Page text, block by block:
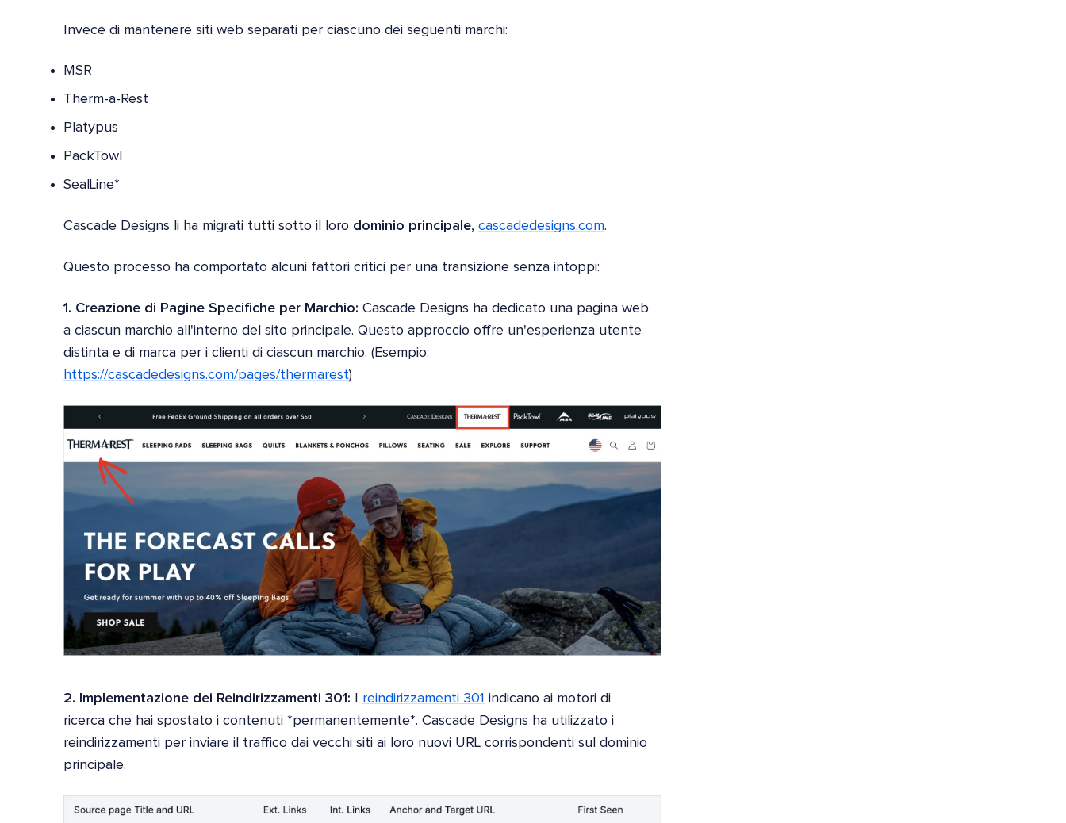
Invece di mantenere siti web separati per ciascuno dei seguenti marchi:
MSR
Therm-a-Rest
Platypus
PackTowl
SealLine*
Cascade Designs li ha migrati tutti sotto il loro dominio principale, cascadedesigns.com.
Questo processo ha comportato alcuni fattori critici per una transizione senza intoppi:
1. Creazione di Pagine Specifiche per Marchio: Cascade Designs ha dedicato una pagina web
a ciascun marchio all'interno del sito principale. Questo approccio offre un'esperienza utente
distinta e di marca per i clienti di ciascun marchio. (Esempio:
https://cascadedesigns.com/pages/thermarest)
2. Implementazione dei Reindirizzamenti 301: reindirizzamenti 301 indicano ai motori di
ricerca che hai spostato i contenuti *permanentemente*. Cascade Designs ha utilizzato i
reindirizzamenti per inviare il traffico dai vecchi siti ai loro nuovi URL corrispondenti sul dominio
principale.